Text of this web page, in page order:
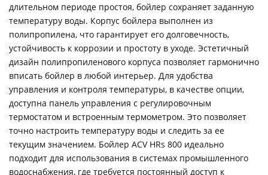
длительном периоде простоя, бойлер сохраняет заданную
температуру воды. Корпус бойлера выполнен из
полипропилена, что гарантирует его долговечность,
устойчивость к коррозии и простоту в уходе. Эстетичный
дизайн полипропиленового корпуса позволяет гармонично
вписать бойлер в любой интерьер. Для удобства
управления и контроля температуры, в качестве опции,
доступна панель управления с регулировочным
термостатом и встроенным термометром. Это позволяет
точно настроить температуру воды и следить за ее
текущим значением. Бойлер ACV HRs 800 идеально
подходит для использования в системах промышленного
водоснабжения, где требуется постоянный доступ к